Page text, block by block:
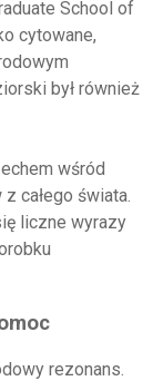
School of
cytowane,
był również
wśród
całego świata.
liczne wyrazy
rezonans.